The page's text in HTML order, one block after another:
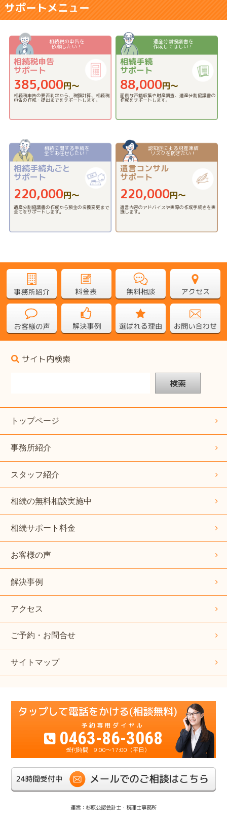
サポートメニュー
相続税の申告を
依頼したい！
相続税申告
サポート
385,000円〜
相続税申告の要否判定から、税額計算、相続税
申告の作成・提出までをサポートします。
遺産分割協議書を
作成してほしい！
相続手続
サポート
88,000円〜
面倒な戸籍収集や財産調査、遺産分割協議書の
作成をサポートします。
相続に関する手続を
全てお任せしたい！
相続手続丸ごと
サポート
220,000円〜
遺産分割協議書の作成から預金の名義変更まで
全てをサポートします。
認知症による財産凍結
リスクを防ぎたい！
遺言コンサル
サポート
220,000円〜
遺言内容のアドバイスや実際の作成手続きを実
施します。
サイト内検索
検索
トップページ
事務所紹介
スタッフ紹介
相続の無料相談実施中
相続サポート料金
お客様の声
解決事例
アクセス
ご予約・お問合せ
サイトマップ
0463-86-3068
9:00～17:00（平日）
運営：杉原公認会計士・税理士事務所